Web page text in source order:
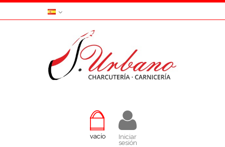
vacío
Iniciar
sesión